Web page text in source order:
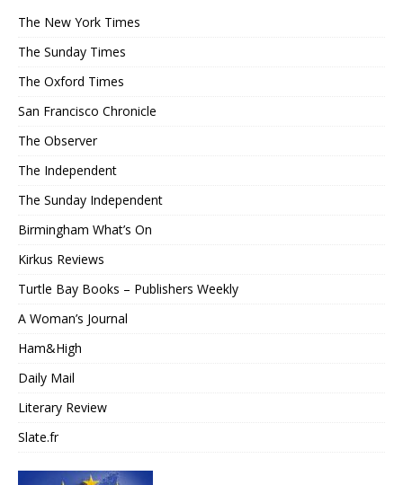
The New York Times
The Sunday Times
The Oxford Times
San Francisco Chronicle
The Observer
The Independent
The Sunday Independent
Birmingham What’s On
Kirkus Reviews
Turtle Bay Books – Publishers Weekly
A Woman’s Journal
Ham&High
Daily Mail
Literary Review
Slate.fr